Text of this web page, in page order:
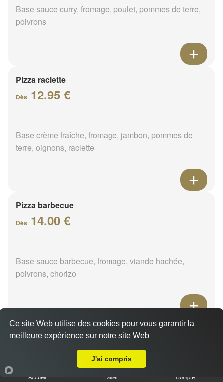
Base sauce curry, fromage, poulet, pommes de terre,
poivrons
Pizza raclette
Dès 12.95 €
Base crème fraîche, fromage, jambon, pommes de
terre, oignons, raclette
Pizza barbecue
Dès 14.00 €
Base sauce barbecue, fromage, viande hachée,
poivrons, chorizo
Pizza cannibale
Accueil Panier Compte
Ce site Web utilise des cookies pour vous garantir la
meilleure expérience sur notre site Web
J'ai compris